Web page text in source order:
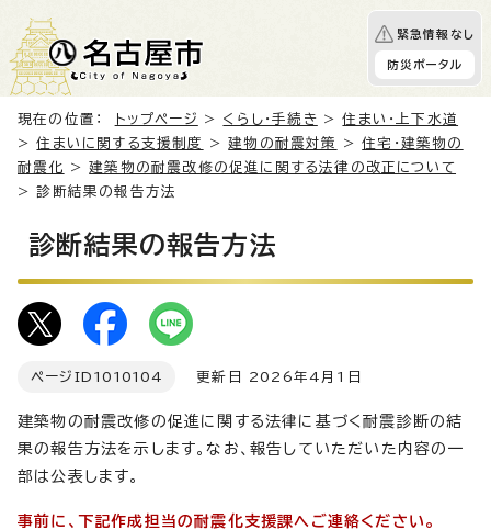
緊急情報なし
防災ポータル
現在の位置： トップページ > くらし・手続き >住まい・上下水道
>住まいに関する支援制度 >建物の耐震対策 >住宅・建築物の
耐震化
>建築物の耐震改修の促進に関する法律の改正について
> 診断結果の報告方法
診断結果の報告方法
ページID 1010104 更新日 2026年4月1日
建築物の耐震改修の促進に関する法律に基づく耐震診断の結
果の報告方法を示します。なお、報告していただいた内容の一
部は公表します。
事前に、下記作成担当の耐震化支援課へご連絡ください。